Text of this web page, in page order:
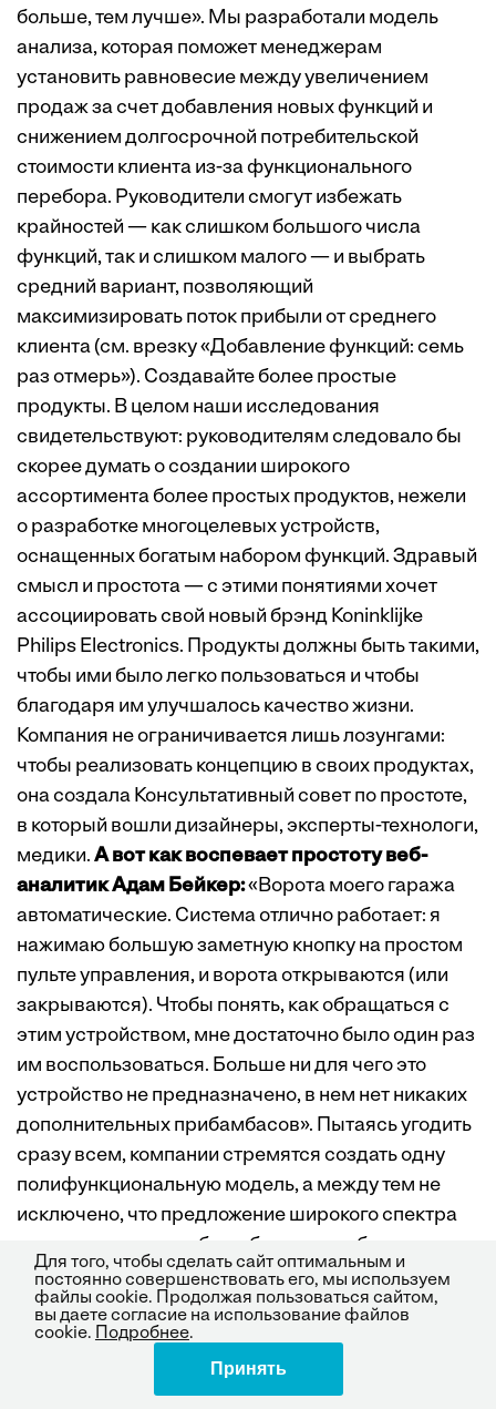
больше, тем лучше». Мы разработали модель
анализа, которая поможет менеджерам
установить равновесие между увеличением
продаж за счет добавления новых функций и
снижением долгосрочной потребительской
стоимости клиента из-за функционального
перебора. Руководители смогут избежать
крайностей — как слишком большого числа
функций, так и слишком малого — и выбрать
средний вариант, позволяющий
максимизировать поток прибыли от среднего
клиента (см. врезку «Добавление функций: семь
раз отмерь»). Создавайте более простые
продукты. В целом наши исследования
свидетельствуют: руководителям следовало бы
скорее думать о создании широкого
ассортимента более простых продуктов, нежели
о разработке многоцелевых устройств,
оснащенных богатым набором функций. Здравый
смысл и простота — с этими понятиями хочет
ассоциировать свой новый брэнд Koninklijke
Philips Electronics. Продукты должны быть такими,
чтобы ими было легко пользоваться и чтобы
благодаря им улучшалось качество жизни.
Компания не ограничивается лишь лозунгами:
чтобы реализовать концепцию в своих продуктах,
она создала Консультативный совет по простоте,
в который вошли дизайнеры, эксперты-технологи,
медики. А вот как воспевает простоту веб-
аналитик Адам Бейкер:«Ворота моего гаража
автоматические. Система отлично работает: я
нажимаю большую заметную кнопку на простом
пульте управления, и ворота открываются (или
закрываются). Чтобы понять, как обращаться с
этим устройством, мне достаточно было один раз
им воспользоваться. Больше ни для чего это
устройство не предназначено, в нем нет никаких
дополнительных прибамбасов». Пытаясь угодить
сразу всем, компании стремятся создать одну
полифункциональную модель, а между тем не
исключено, что предложение широкого спектра
простых продуктов было бы гораздо более
эффективным решением. Помогите потребителю
принять решение. Увеличение количества
продуктов, нацеленных на узкие потребительские
сегменты, безусловно, усложняет процесс
выбора: человеку приходится обдумывать, какие
Для того, чтобы сделать сайт оптимальным и
постоянно совершенствовать его, мы используем
файлы cookie. Продолжая пользоваться сайтом,
вы даете согласие на использование файлов
cookie.
Подробнее.
Принять